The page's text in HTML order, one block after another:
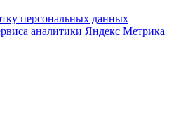
персональных данных
аналитики Яндекс Метрика